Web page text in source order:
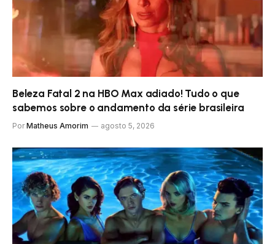
Beleza Fatal 2 na HBO Max adiado! Tudo o que
sabemos sobre o andamento da série brasileira
Por Matheus Amorim agosto 5, 2026